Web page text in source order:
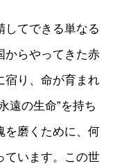
してできる単なる
からやってきた赤
宿り、命が育まれ
遠の生命”を持ち
を磨くために、何
ています。この世